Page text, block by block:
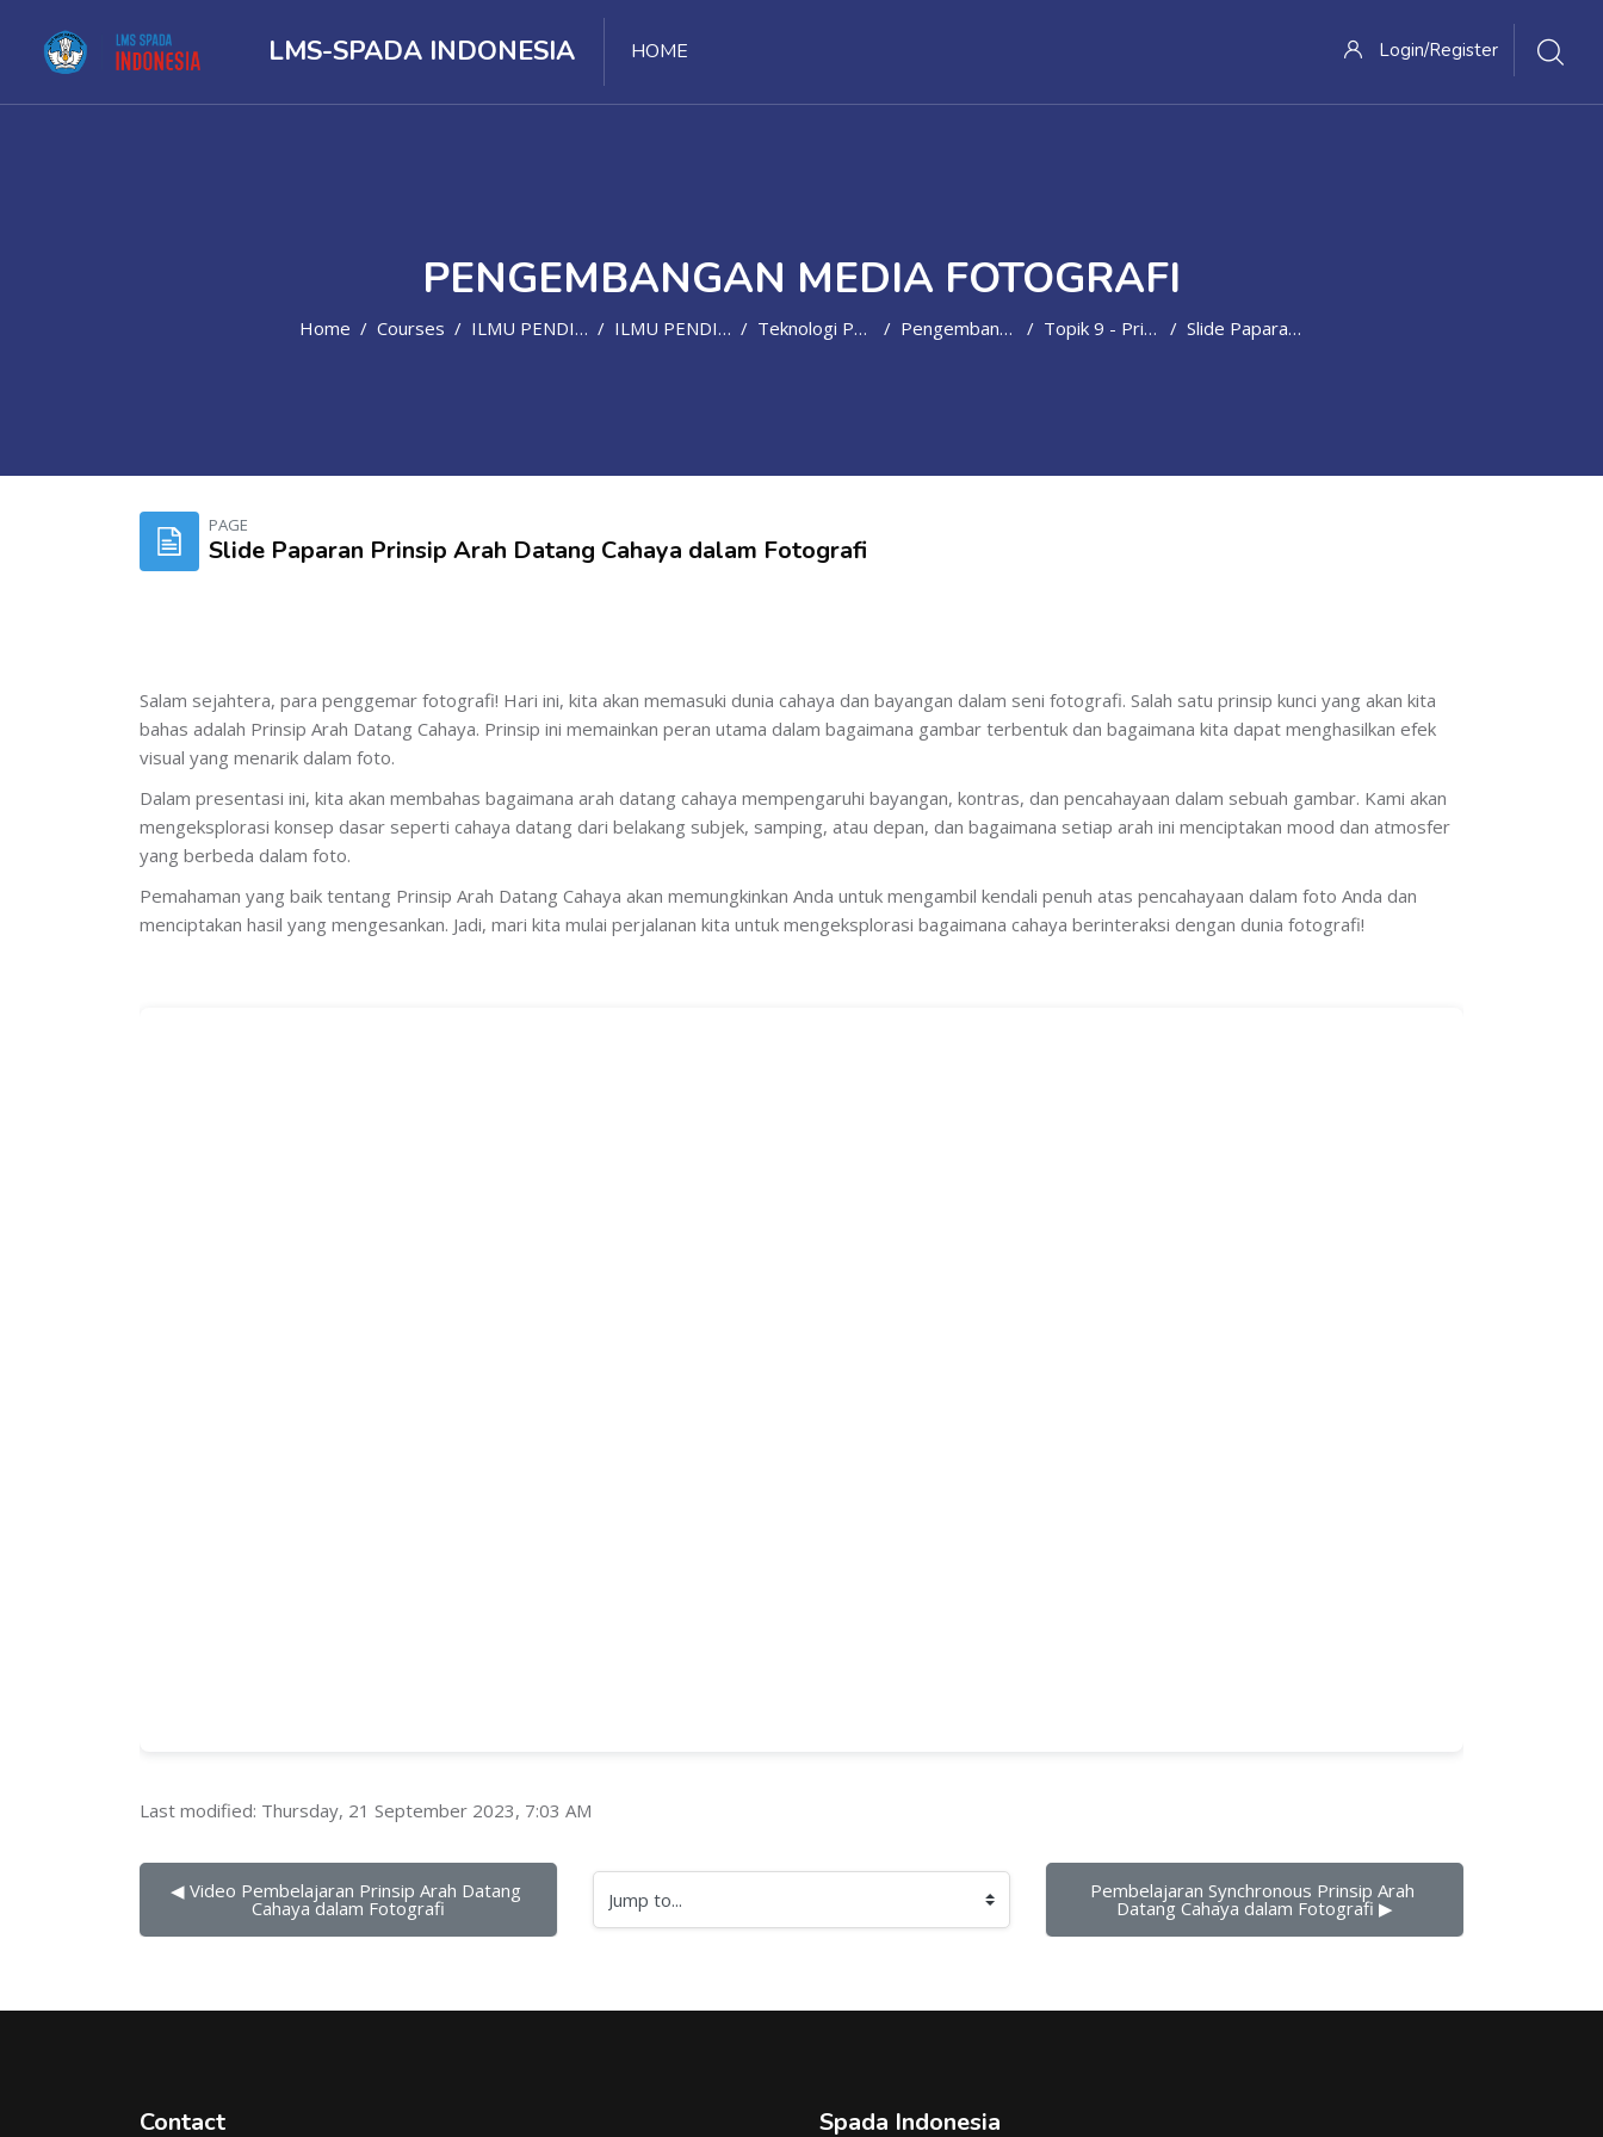
LMS-SPADA INDONESIA HOME Login/Register
PENGEMBANGAN MEDIA FOTOGRAFI
Home Courses ILMU PENDIDIKAN ILMU PENDIDIKAN Teknologi Pendidikan Pengembangan Media Foto Topik 9 - Prinsip Arah Datang Cahaya Dalam Fotografi Slide Paparan Prinsip Arah Datang Cahaya Dalam Fotografi
PAGE
Slide Paparan Prinsip Arah Datang Cahaya dalam Fotografi
Salam sejahtera, para penggemar fotografi! Hari ini, kita akan memasuki dunia cahaya dan bayangan dalam seni fotografi. Salah satu prinsip kunci yang akan kita
bahas adalah Prinsip Arah Datang Cahaya. Prinsip ini memainkan peran utama dalam bagaimana gambar terbentuk dan bagaimana kita dapat menghasilkan efek
visual yang menarik dalam foto.
Dalam presentasi ini, kita akan membahas bagaimana arah datang cahaya mempengaruhi bayangan, kontras, dan pencahayaan dalam sebuah gambar. Kami akan
mengeksplorasi konsep dasar seperti cahaya datang dari belakang subjek, samping, atau depan, dan bagaimana setiap arah ini menciptakan mood dan atmosfer
yang berbeda dalam foto.
Pemahaman yang baik tentang Prinsip Arah Datang Cahaya akan memungkinkan Anda untuk mengambil kendali penuh atas pencahayaan dalam foto Anda dan
menciptakan hasil yang mengesankan. Jadi, mari kita mulai perjalanan kita untuk mengeksplorasi bagaimana cahaya berinteraksi dengan dunia fotografi!
Last modified: Thursday, 21 September 2023, 7:03 AM
◀︎ Video Pembelajaran Prinsip Arah Datang
Cahaya dalam Fotografi Jump to... Pembelajaran Synchronous Prinsip Arah
Datang Cahaya dalam Fotografi ▶︎
Contact Spada Indonesia